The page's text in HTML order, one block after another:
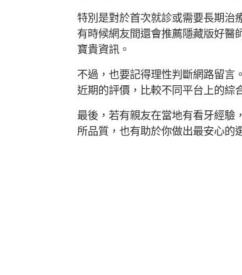
特別是對於首次就診或需要長期治
有時候網友間還會推薦隱藏版好醫
寶貴資訊。
不過，也要記得理性判斷網路留言
近期的評價，比較不同平台上的綜
最後，若有親友在當地有看牙經驗
所品質，也有助於你做出最安心的